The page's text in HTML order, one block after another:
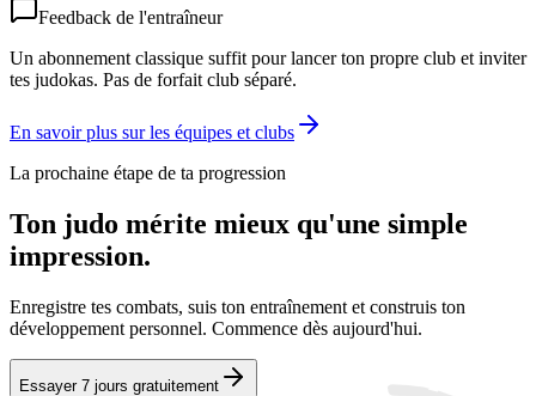
Feedback de l'entraîneur
Un abonnement classique suffit pour lancer ton propre club et inviter
tes judokas. Pas de forfait club séparé.
En savoir plus sur les équipes et clubs
La prochaine étape de ta progression
Ton judo mérite mieux qu'une simple
impression.
Enregistre tes combats, suis ton entraînement et construis ton
développement personnel. Commence dès aujourd'hui.
Essayer 7 jours gratuitement